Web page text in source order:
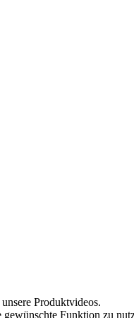
Produktvideos.
Funktion zu